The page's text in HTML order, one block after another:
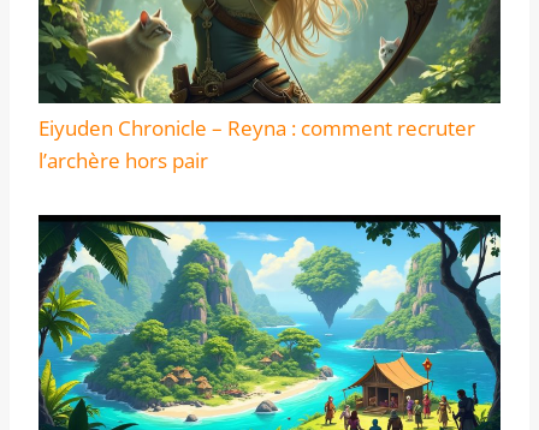
Eiyuden Chronicle – Reyna : comment recruter
l’archère hors pair